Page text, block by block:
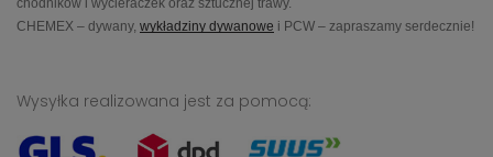
chodników i wycieraczek oraz sztucznej trawy.
CHEMEX – dywany, wykładziny dywanowe i PCW – zapraszamy serdecznie!
Wysyłka realizowana jest za pomocą: